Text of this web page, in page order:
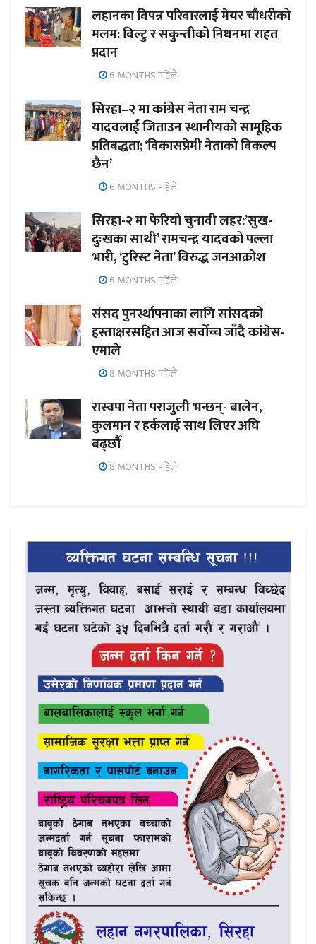
लहानका विपन्न परिवारलाई मेयर चौधरीको
मलम: विल्टु र सकुन्तीको निधनमा राहत
प्रदान
6 MONTHS पहिले
सिरहा–२ मा कांग्रेस नेता राम चन्द्र
यादवलाई जिताउन स्थानीयको सामूहिक
प्रतिबद्धता; ‘विकासप्रेमी नेताको विकल्प
छैन’
6 MONTHS पहिले
सिरहा-२ मा फेरियो चुनावी लहर:’सुख-
दुःखका साथी’ रामचन्द्र यादवको पल्ला
भारी, ‘टुरिस्ट नेता’ विरुद्ध जनआक्रोश
6 MONTHS पहिले
संसद पुनर्स्थापनाका लागि सांसदको
हस्ताक्षरसहित आज सर्वोच्च जाँदै कांग्रेस-
एमाले
8 MONTHS पहिले
रास्वपा नेता पराजुली भन्छन्- बालेन,
कुलमान र हर्कलाई साथ लिएर अघि
बढ्छौँ
8 MONTHS पहिले